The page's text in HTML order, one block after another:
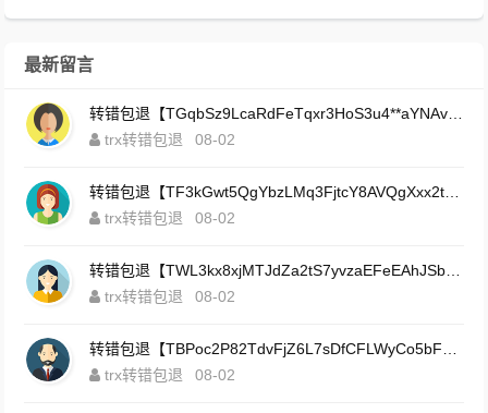
最新留言
trx转错包退
08-02
trx转错包退
08-02
trx转错包退
08-02
trx转错包退
08-02